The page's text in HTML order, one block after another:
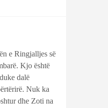
e Ringjalljes së
Kjo është
dalë
Nuk ka
dhe Zoti na